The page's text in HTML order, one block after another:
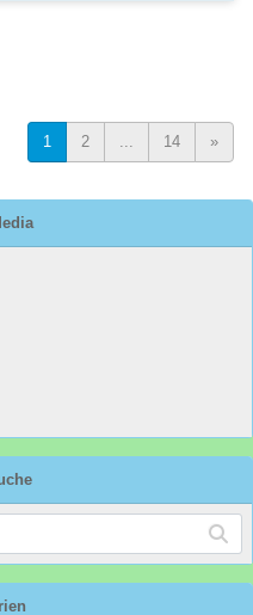
1 2 ... 14 »